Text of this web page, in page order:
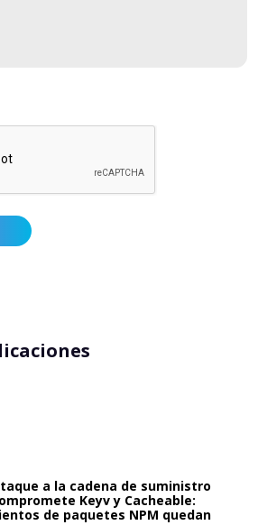
a la cadena de suministro
Keyv y Cacheable:
de paquetes NPM quedan